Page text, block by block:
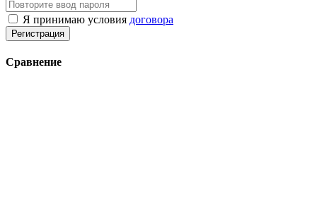
Я принимаю условия договора
Регистрация
Сравнение